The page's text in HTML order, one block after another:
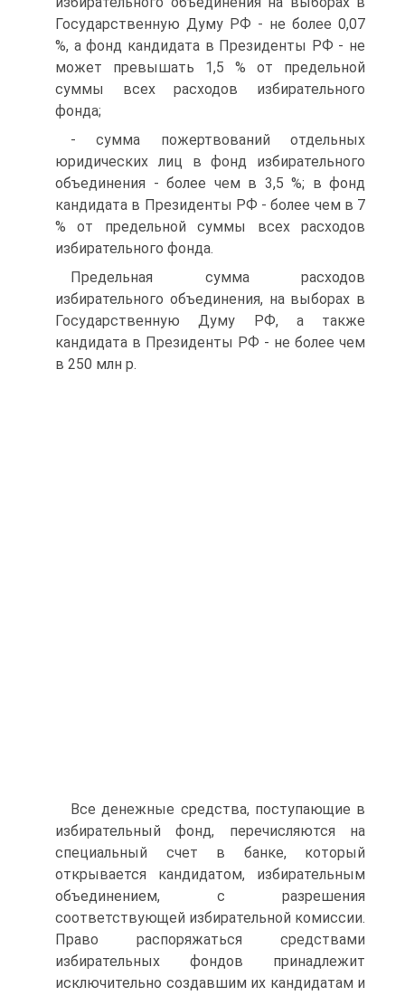
Государственную Думу РФ - не более 0,07
%, а фонд кандидата в Президенты РФ - не
может превышать 1,5 % от предельной
суммы всех расходов избирательного
фонда;
- сумма пожертвований отдельных
юридических лиц в фонд избирательного
объединения - более чем в 3,5 %; в фонд
кандидата в Президенты РФ - более чем в 7
% от предельной суммы всех расходов
избирательного фонда.
Предельная сумма расходов
избирательного объединения, на выборах в
Государственную Думу РФ, а также
кандидата в Президенты РФ - не более чем
в 250 млн р.
Все денежные средства, поступающие в
избирательный фонд, перечисляются на
специальный счет в банке, который
открывается кандидатом, избирательным
объединением, с разрешения
соответствующей избирательной комиссии.
Право распоряжаться средствами
избирательных фондов принадлежит
исключительно создавшим их кандидатам и